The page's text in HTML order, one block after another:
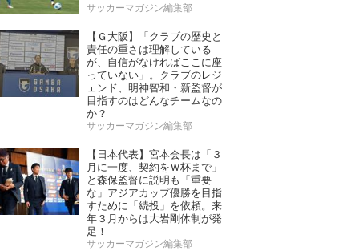
サッカーマガジン編集部
【Ｇ大阪】「クラブの歴史と
責任の重さは理解している
が、自信がなければここに座
っていない」。クラブのレジ
ェンド、明神智和・新監督が
目指すのはどんなチームなの
か？
サッカーマガジン編集部
【日本代表】宮本会長は「３
月に一度、契約をＷ杯まで」
と森保監督に説明も「重要
な」アジアカップ優勝を目指
すために「続投」を依頼。来
年３月からは大岩剛体制が発
足！
サッカーマガジン編集部